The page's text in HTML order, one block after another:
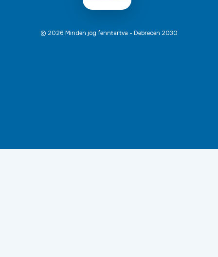
© 2026 Minden jog fenntartva - Debrecen 2030